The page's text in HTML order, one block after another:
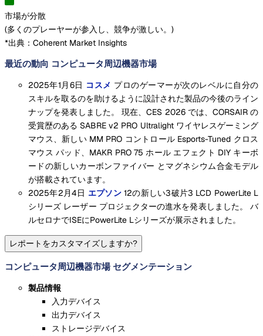
市場が分散
(多くのプレーヤーが参入し、競争が激しい。 )
*出典：Coherent Market Insights
最近の動向 コンピュータ周辺機器市場
2025年1月6日 コスメ プロのゲーマーが次のレベルに自分の
スキルを取るのを助けるように設計された製品の今後のライン
ナップを発表しました。 現在、CES 2026 では、CORSAIR の
受賞歴のある SABRE v2 PRO Ultralight ワイヤレスゲーミング
マウス、新しい MM PRO コントロール Esports-Tuned クロス
マウス パッド、MAKR PRO 75 ホール エフェクト DIY キーボ
ードの新しいカーボンファイバー とマグネシウム合金モデル
が搭載されています。
2025年2月4日 エプソン12の新しい3破片3 LCD PowerLite L
シリーズ レーザー プロジェクターの進水を発表しました。 バ
ルセロナでISEにPowerLite Lシリーズが展示されました。
レポートをカスタマイズしますか?
コンピュータ周辺機器市場 セグメンテーション
製品情報
入力デバイス
出力デバイス
ストレージデバイス